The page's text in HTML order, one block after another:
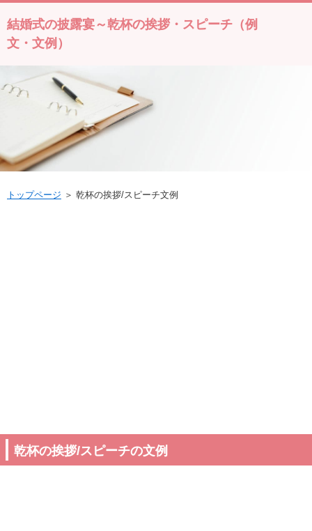
結婚式の披露宴～乾杯の挨拶・スピーチ（例
文・文例）
トップページ ＞ 乾杯の挨拶/スピーチ文例
乾杯の挨拶/スピーチの文例